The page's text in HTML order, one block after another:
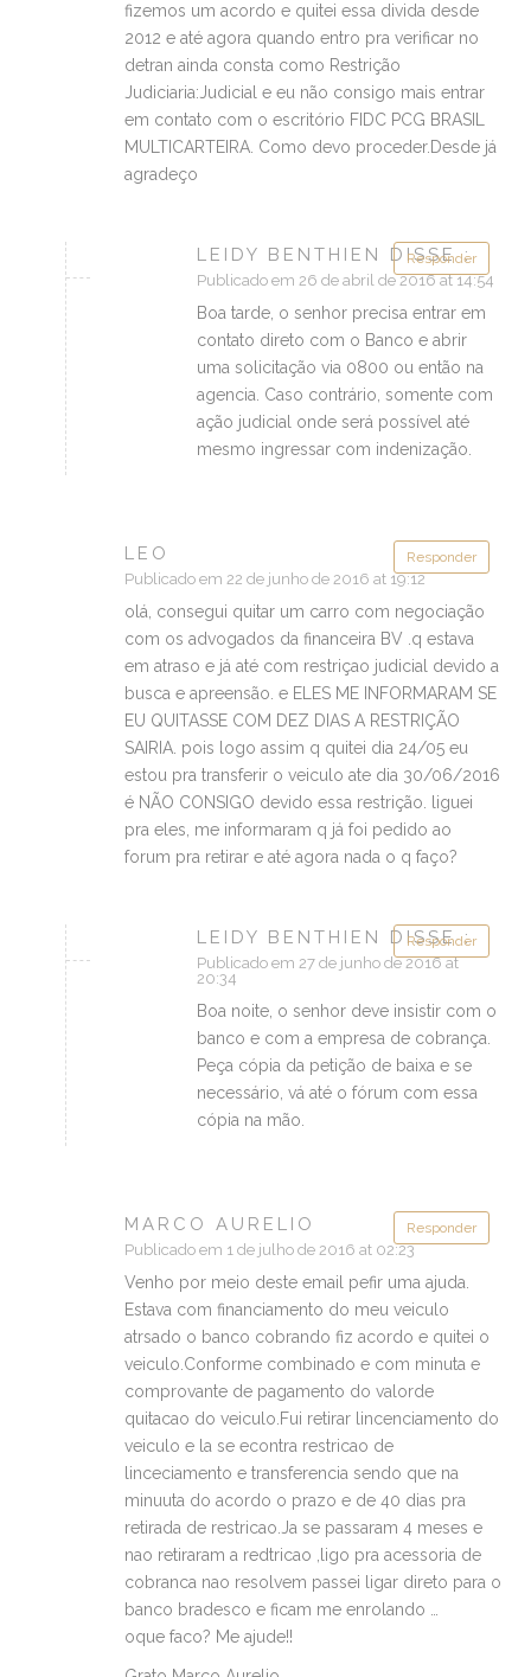
fizemos um acordo e quitei essa divida desde
2012 e até agora quando entro pra verificar no
detran ainda consta como Restrição
Judiciaria:Judicial e eu não consigo mais entrar
em contato com o escritório FIDC PCG BRASIL
MULTICARTEIRA. Como devo proceder.Desde já
agradeço
Responder
LEIDY BENTHIEN DISSE :
Publicado em 26 de abril de 2016 at 14:54
Boa tarde, o senhor precisa entrar em
contato direto com o Banco e abrir
uma solicitação via 0800 ou então na
agencia. Caso contrário, somente com
ação judicial onde será possível até
mesmo ingressar com indenização.
Responder
LEO
Publicado em 22 de junho de 2016 at 19:12
olá, consegui quitar um carro com negociação
com os advogados da financeira BV .q estava
em atraso e já até com restriçao judicial devido a
busca e apreensão. e ELES ME INFORMARAM SE
EU QUITASSE COM DEZ DIAS A RESTRIÇÃO
SAIRIA. pois logo assim q quitei dia 24/05 eu
estou pra transferir o veiculo ate dia 30/06/2016
é NÃO CONSIGO devido essa restrição. liguei
pra eles, me informaram q já foi pedido ao
forum pra retirar e até agora nada o q faço?
Responder
LEIDY BENTHIEN DISSE :
Publicado em 27 de junho de 2016 at
20:34
Boa noite, o senhor deve insistir com o
banco e com a empresa de cobrança.
Peça cópia da petição de baixa e se
necessário, vá até o fórum com essa
cópia na mão.
Responder
MARCO AURELIO
Publicado em 1 de julho de 2016 at 02:23
Venho por meio deste email pefir uma ajuda.
Estava com financiamento do meu veiculo
atrsado o banco cobrando fiz acordo e quitei o
veiculo.Conforme combinado e com minuta e
comprovante de pagamento do valorde
quitacao do veiculo.Fui retirar lincenciamento do
veiculo e la se econtra restricao de
linceciamento e transferencia sendo que na
minuuta do acordo o prazo e de 40 dias pra
retirada de restricao.Ja se passaram 4 meses e
nao retiraram a redtricao ,ligo pra acessoria de
cobranca nao resolvem passei ligar direto para o
banco bradesco e ficam me enrolando …
oque faco? Me ajude!!